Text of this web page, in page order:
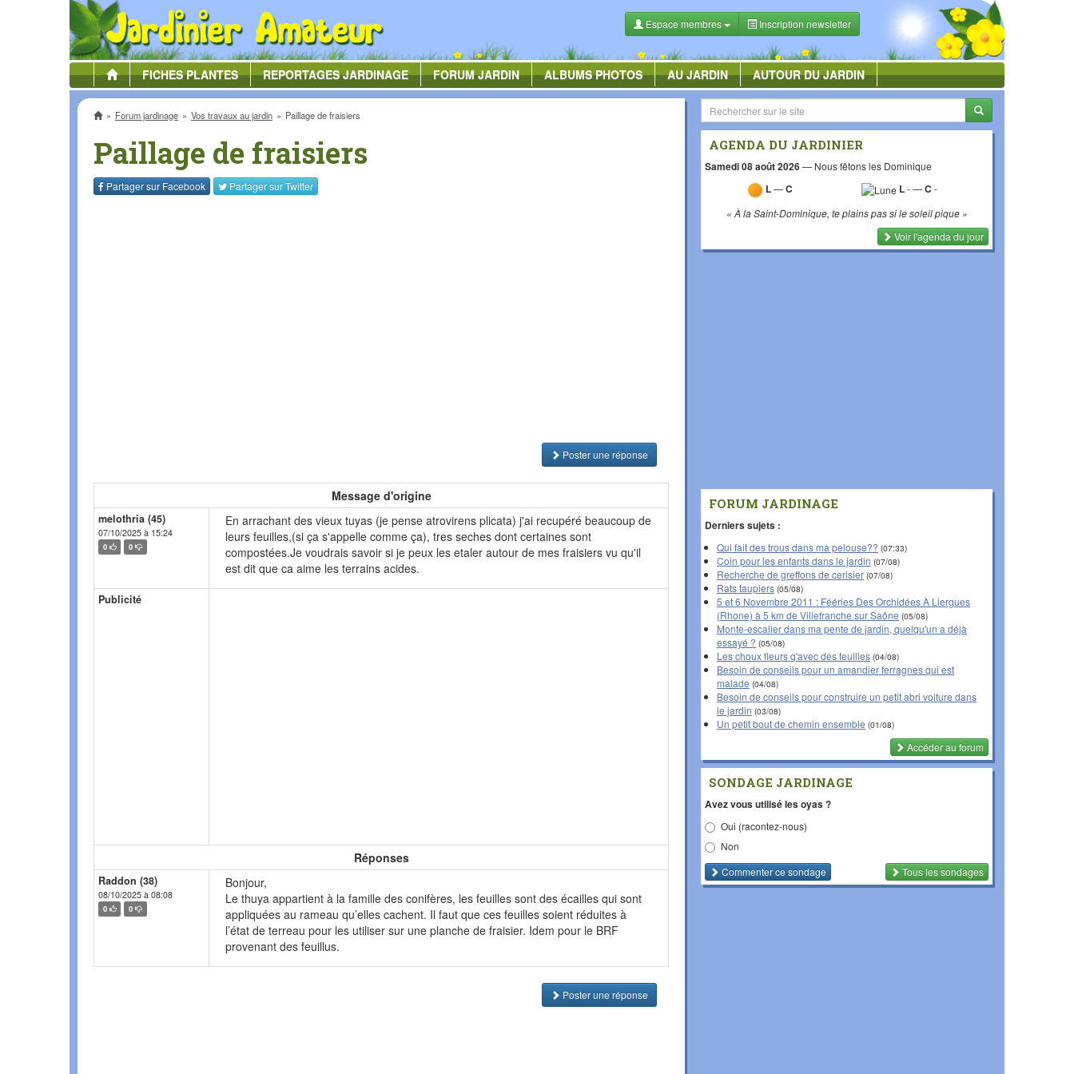
Espace membres Inscription newsletter
FICHESPLANTES REPORTAGESJARDINAGE FORUMJARDIN ALBUMSPHOTOS AU JARDIN AUTOUR DU JARDIN
AccueilForum jardinage Vos travaux au jardin Paillage de fraisiers
Paillage de fraisiers
Partager sur Facebook Partager surTwitter
Poster une réponse
Message d'origine
melothria (45)
07/10/2025 à 15:24
0 0
En arrachant des vieux tuyas (je pense atrovirens plicata) j'ai recupéré beaucoup de
leurs feuilles,(si ça s'appelle comme ça), tres seches dont certaines sont
compostées.Je voudrais savoir si je peux les etaler autour de mes fraisiers vu qu'il
est dit que ca aime les terrains acides.
Publicité
Réponses
Raddon (38)
08/10/2025 à 08:08
0 0
Bonjour,
Le thuya appartient à la famille des conifères, les feuilles sont des écailles qui sont
appliquées au rameau qu’elles cachent. Il faut que ces feuilles soient réduites à
l’état de terreau pour les utiliser sur une planche de fraisier. Idem pour le BRF
provenant des feuillus.
Poster une réponse
AGENDA DU JARDINIER
Samedi 08 août 2026— Nous fêtons les Dominique
L—C L-—C-
« À la Saint-Dominique, te plains pas si le soleil pique »
Voir l'agenda du jour
FORUM JARDINAGE
Derniers sujets :
Qui fait des trous dans ma pelouse?? (07:33)
Coin pour les enfants dans le jardin (07/08)
Recherche de greffons de cerisier (07/08)
Rats taupiers (05/08)
5 et 6 Novembre 2011 : Fééries Des Orchidées À Liergues
(Rhone) à 5 km de Villefranche sur Saône (05/08)
Monte-escalier dans ma pente de jardin, quelqu'un a déjà
essayé ? (05/08)
Les choux fleurs q'avec des feuilles (04/08)
Besoin de conseils pour un amandier ferragnes qui est
malade (04/08)
Besoin de conseils pour construire un petit abri voiture dans
le jardin (03/08)
Un petit bout de chemin ensemble (01/08)
Accéder au forum
SONDAGE JARDINAGE
Avez vous utilisé les oyas ?
Oui (racontez-nous)
Non
Commenterce sondage Tous les sondages